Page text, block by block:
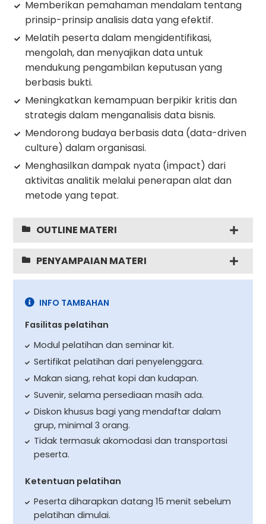
Memberikan pemahaman mendalam tentang
prinsip-prinsip analisis data yang efektif.
Melatih peserta dalam mengidentifikasi,
mengolah, dan menyajikan data untuk
mendukung pengambilan keputusan yang
berbasis bukti.
Meningkatkan kemampuan berpikir kritis dan
strategis dalam menganalisis data bisnis.
Mendorong budaya berbasis data (data-driven
culture) dalam organisasi.
Menghasilkan dampak nyata (impact) dari
aktivitas analitik melalui penerapan alat dan
metode yang tepat.
OUTLINE MATERI
PENYAMPAIAN MATERI
INFO TAMBAHAN
Fasilitas pelatihan
Modul pelatihan dan seminar kit.
Sertifikat pelatihan dari penyelenggara.
Makan siang, rehat kopi dan kudapan.
Suvenir, selama persediaan masih ada.
Diskon khusus bagi yang mendaftar dalam
grup, minimal 3 orang.
Tidak termasuk akomodasi dan transportasi
peserta.
Ketentuan pelatihan
Peserta diharapkan datang 15 menit sebelum
pelatihan dimulai.